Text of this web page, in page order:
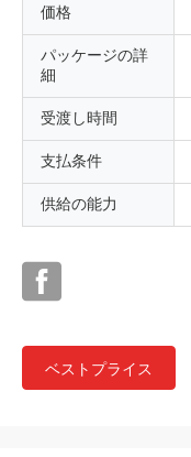
価格
パッケージの詳
細
受渡し時間
支払条件
供給の能力
ベストプライス